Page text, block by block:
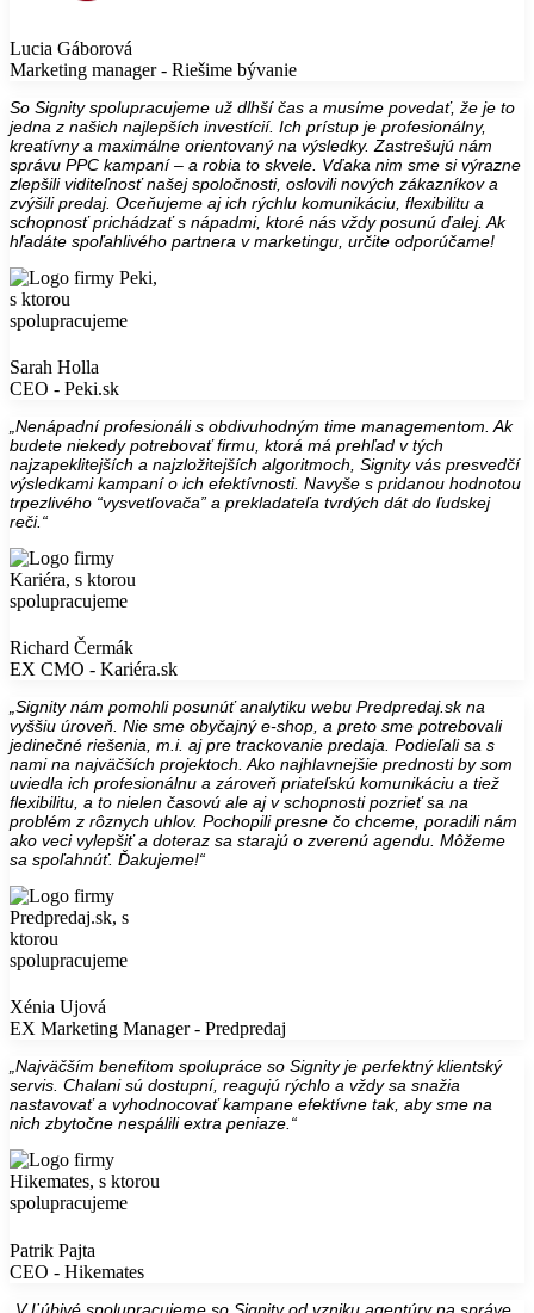
Lucia Gáborová
Marketing manager - Riešime bývanie
So Signity spolupracujeme už dlhší čas a musíme povedať, že je to
jedna z našich najlepších investícií. Ich prístup je profesionálny,
kreatívny a maximálne orientovaný na výsledky. Zastrešujú nám
správu PPC kampaní – a robia to skvele. Vďaka nim sme si výrazne
zlepšili viditeľnosť našej spoločnosti, oslovili nových zákazníkov a
zvýšili predaj. Oceňujeme aj ich rýchlu komunikáciu, flexibilitu a
schopnosť prichádzať s nápadmi, ktoré nás vždy posunú ďalej. Ak
hľadáte spoľahlivého partnera v marketingu, určite odporúčame!
Sarah Holla
CEO - Peki.sk
„Nenápadní profesionáli s obdivuhodným time managementom. Ak
budete niekedy potrebovať firmu, ktorá má prehľad v tých
najzapeklitejších a najzložitejších algoritmoch, Signity vás presvedčí
výsledkami kampaní o ich efektívnosti. Navyše s pridanou hodnotou
trpezlivého “vysvetľovača” a prekladateľa tvrdých dát do ľudskej
reči.“
Richard Čermák
EX CMO - Kariéra.sk
„Signity nám pomohli posunúť analytiku webu Predpredaj.sk na
vyššiu úroveň. Nie sme obyčajný e-shop, a preto sme potrebovali
jedinečné riešenia, m.i. aj pre trackovanie predaja. Podieľali sa s
nami na najväčších projektoch. Ako najhlavnejšie prednosti by som
uviedla ich profesionálnu a zároveň priateľskú komunikáciu a tiež
flexibilitu, a to nielen časovú ale aj v schopnosti pozrieť sa na
problém z rôznych uhlov. Pochopili presne čo chceme, poradili nám
ako veci vylepšiť a doteraz sa starajú o zverenú agendu. Môžeme
sa spoľahnúť. Ďakujeme!“
Xénia Ujová
EX Marketing Manager - Predpredaj
„Najväčším benefitom spolupráce so Signity je perfektný klientský
servis. Chalani sú dostupní, reagujú rýchlo a vždy sa snažia
nastavovať a vyhodnocovať kampane efektívne tak, aby sme na
nich zbytočne nespálili extra peniaze.“
Patrik Pajta
CEO - Hikemates
„V Ľúbivé spolupracujeme so Signity od vzniku agentúry na správe